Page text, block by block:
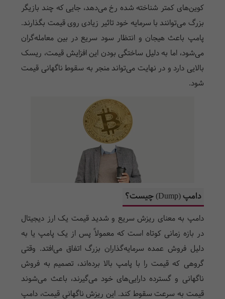
کوین‌های کمتر شناخته شده رخ می‌دهد، جایی که چند بازیگر
بزرگ می‌توانند با سرمایه خود تاثیر زیادی روی قیمت بگذارند.
پامپ باعث هیجان و انتظار سود سریع در بین معامله‌گران
می‌شود، اما به دلیل ساختگی بودن این افزایش قیمت، ریسک
بالایی دارد و در نهایت می‌تواند منجر به سقوط ناگهانی قیمت
شود.
دامپ (Dump) چیست؟
دامپ به معنای ریزش سریع و شدید قیمت یک ارز دیجیتال
در بازه زمانی کوتاه است که معمولاً پس از یک پامپ یا به
دلیل فروش عمده سرمایه‌گذاران بزرگ اتفاق می‌افتد. وقتی
گروهی که قیمت را با پامپ بالا برده‌اند، تصمیم به فروش
ناگهانی و گسترده دارایی‌های خود می‌گیرند، باعث می‌شوند
قیمت به سرعت سقوط کند. این ریزش ناگهانی قیمت، دامپ